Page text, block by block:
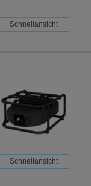
Schnellansicht
Schnellansicht